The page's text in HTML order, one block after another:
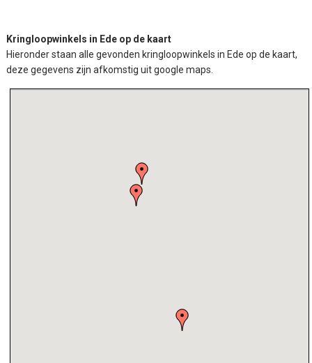
Kringloopwinkels in Ede op de kaart
Hieronder staan alle gevonden kringloopwinkels in Ede op de kaart,
deze gegevens zijn afkomstig uit google maps.